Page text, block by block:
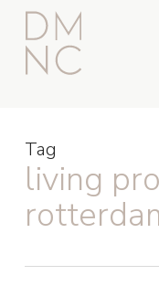
Skip
main
content
Tag
living